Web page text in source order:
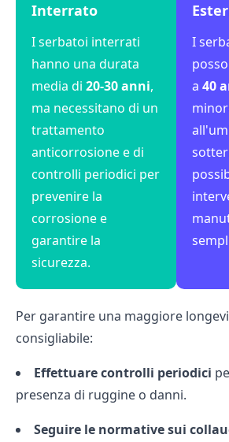
Interrato
I serbatoi interrati
hanno una durata
media di 20-30 anni,
ma necessitano di un
trattamento
anticorrosione e di
controlli periodici per
prevenire la
corrosione e
garantire la
sicurezza.
I
a 40
Per garantire una maggiore
consigliabile:
Effettuare controlli periodici
presenza di ruggine o danni.
Seguire le normative sui